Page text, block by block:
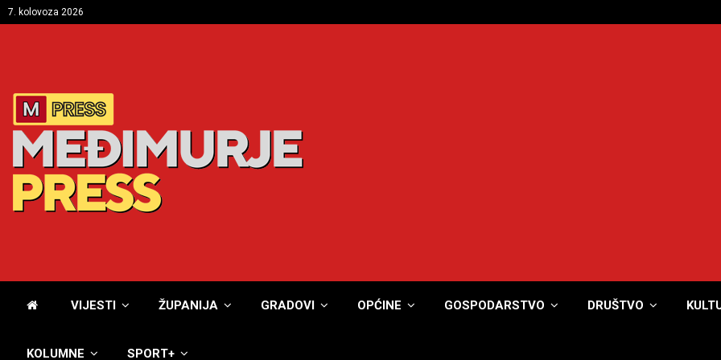
7. kolovoza 2026
VIJESTI ŽUPANIJA GRADOVI OPĆINE GOSPODARSTVO DRUŠTVO
KOLUMNE SPORT+